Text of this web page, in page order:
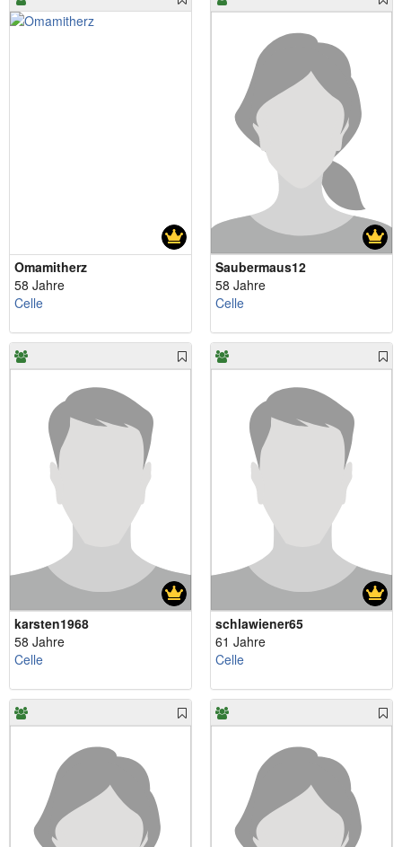
Omamitherz
58 Jahre
Celle
Saubermaus12
58 Jahre
Celle
karsten1968
58 Jahre
Celle
schlawiener65
61 Jahre
Celle